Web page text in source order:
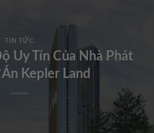
TIN TỨC
Uy Tín Của Nhà Phát
Án Kepler Land